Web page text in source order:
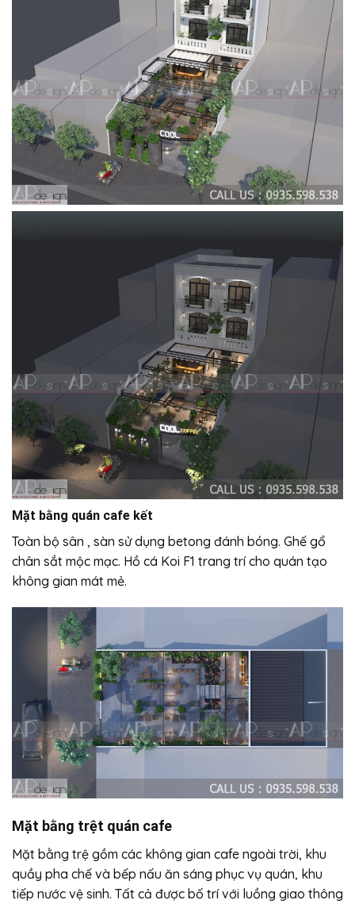
Mặt bằng quán cafe kết
Toàn bộ sân , sàn sử dụng betong đánh bóng. Ghế gổ
chân sắt mộc mạc. Hồ cá Koi F1 trang trí cho quán tạo
không gian mát mẻ.
Mặt bằng trệt quán cafe
Mặt bằng trệ gồm các không gian cafe ngoài trời, khu
quầy pha chế và bếp nấu ăn sáng phục vụ quán, khu
tiếp nước vệ sinh. Tất cả được bố trí với luồng giao thông